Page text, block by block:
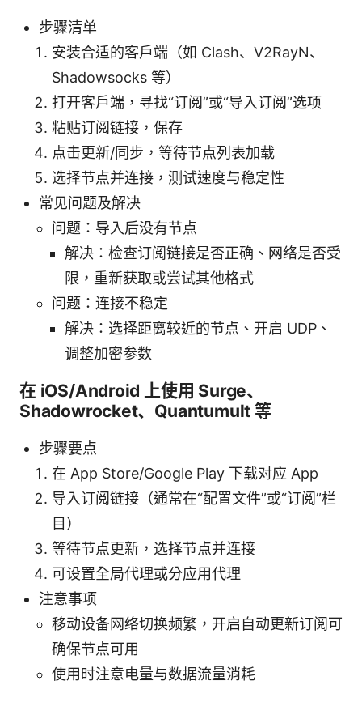
步骤清单
安装合适的客户端（如 Clash、V2RayN、
Shadowsocks 等）
打开客户端，寻找“订阅”或“导入订阅”选项
粘贴订阅链接，保存
点击更新/同步，等待节点列表加载
选择节点并连接，测试速度与稳定性
常见问题及解决
问题：导入后没有节点
解决：检查订阅链接是否正确、网络是否受
限，重新获取或尝试其他格式
问题：连接不稳定
解决：选择距离较近的节点、开启 UDP、
调整加密参数
在 iOS/Android 上使用 Surge、
Shadowrocket、Quantumult 等
步骤要点
在 App Store/Google Play 下载对应 App
导入订阅链接（通常在“配置文件”或“订阅”栏
目）
等待节点更新，选择节点并连接
可设置全局代理或分应用代理
注意事项
移动设备网络切换频繁，开启自动更新订阅可
确保节点可用
使用时注意电量与数据流量消耗